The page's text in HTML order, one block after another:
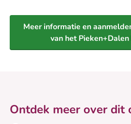
Meer informatie en
van het
Ontdek meer over dit